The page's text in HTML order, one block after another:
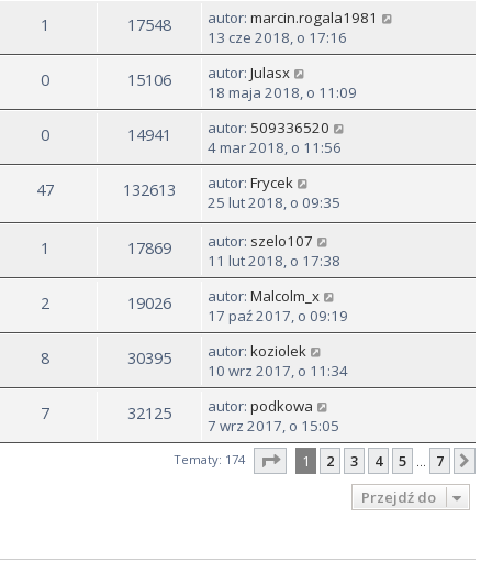
1 17548 autor: marcin.rogala1981
13 cze 2018, o 17:16
0 15106 autor: Julasx
18 maja 2018, o 11:09
0 14941 autor: 509336520
4 mar 2018, o 11:56
47 132613 autor: Frycek
25 lut 2018, o 09:35
1 17869 autor: szelo107
11 lut 2018, o 17:38
2 19026 autor: Malcolm_x
17 paź 2017, o 09:19
8 30395 autor: koziolek
10 wrz 2017, o 11:34
7 32125 autor: podkowa
7 wrz 2017, o 15:05
Tematy: 174 Strona1 z7
1 2 3 4 5 7
Przejdź do